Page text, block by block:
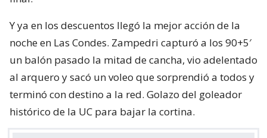
Y ya en los descuentos llegó la mejor acción de la
noche en Las Condes. Zampedri capturó a los 90+5′
un balón pasado la mitad de cancha, vio adelentado
al arquero y sacó un voleo que sorprendió a todos y
terminó con destino a la red. Golazo del goleador
histórico de la UC para bajar la cortina.